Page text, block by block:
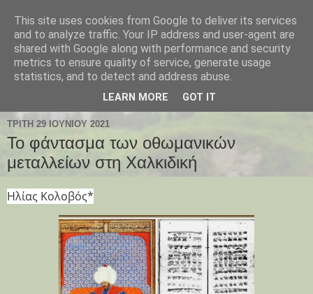
Παλαιοχώρι Χαλκιδικής
Palaiochori Chalkidiki - Paleochori (Chalkidiki) - Paleochóri
- Halkidiki Δήμος Αριστοτέλη, Κεντρική Μακεδονία, Ελλάδα
ΤΡΊΤΗ 29 ΙΟΥΝΊΟΥ 2021
Το φάντασμα των οθωμανικών
μεταλλείων στη Χαλκιδική
Ηλίας Κολοβός*
This site uses cookies from Google to deliver its services
and to analyze traffic. Your IP address and user-agent are
shared with Google along with performance and security
metrics to ensure quality of service, generate usage
statistics, and to detect and address abuse.
LEARN MORE GOT IT